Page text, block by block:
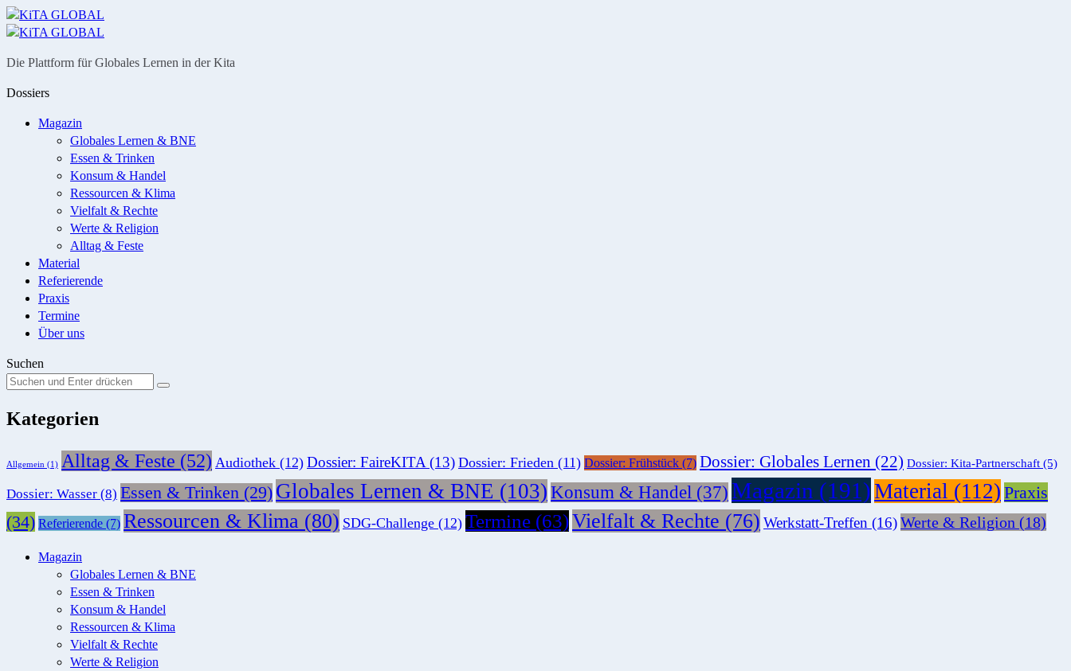
Menü
Suche
Die Plattform für Globales Lernen in der Kita
Dossiers
Magazin
Globales Lernen & BNE
Essen & Trinken
Konsum & Handel
Ressourcen & Klima
Vielfalt & Rechte
Werte & Religion
Alltag & Feste
Material
Referierende
Praxis
Termine
Über uns
Suchen
Suchen
nach:
Suche
Kategorien
Allgemein (1) Alltag & Feste (52) Audiothek (12) Dossier: FaireKITA (13) Dossier: Frieden (11) Dossier: Frühstück (7) Dossier: Globales Lernen (22) Dossier: Kita-Partnerschaft (5)
Dossier: Wasser (8) Essen & Trinken (29) Globales Lernen & BNE (103) Konsum & Handel (37) Magazin (191)Material (112) Praxis
(34) Referierende (7) Ressourcen & Klima (80) SDG-Challenge (12) Termine (63)Vielfalt & Rechte (76) Werkstatt-Treffen (16)Werte & Religion (18)
Magazin
Globales Lernen & BNE
Essen & Trinken
Konsum & Handel
Ressourcen & Klima
Vielfalt & Rechte
Werte & Religion